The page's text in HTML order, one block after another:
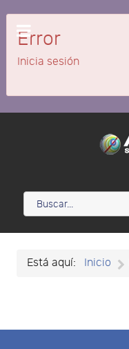
Error
Inicia sesión
Está aquí: Inicio